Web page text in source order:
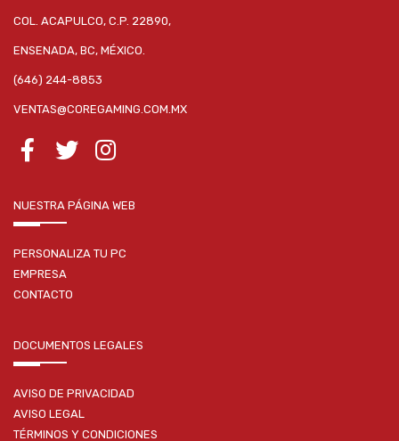
COL. ACAPULCO, C.P. 22890,
ENSENADA, BC, MÉXICO.
(646) 244-8853
VENTAS@COREGAMING.COM.MX
NUESTRA PÁGINA WEB
PERSONALIZA TU PC
EMPRESA
CONTACTO
DOCUMENTOS LEGALES
AVISO DE PRIVACIDAD
AVISO LEGAL
TÉRMINOS Y CONDICIONES